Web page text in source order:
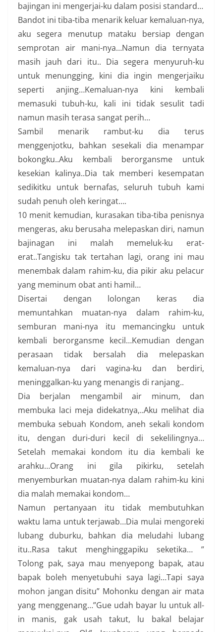
bajingan ini mengerjai-ku dalam posisi standard…
Bandot ini tiba-tiba menarik keluar kemaluan-nya,
aku segera menutup mataku bersiap dengan
semprotan air mani-nya…Namun dia ternyata
masih jauh dari itu.. Dia segera menyuruh-ku
untuk menungging, kini dia ingin mengerjaiku
seperti anjing…Kemaluan-nya kini kembali
memasuki tubuh-ku, kali ini tidak sesulit tadi
namun masih terasa sangat perih…
Sambil menarik rambut-ku dia terus
menggenjotku, bahkan sesekali dia menampar
bokongku..Aku kembali berorgansme untuk
kesekian kalinya..Dia tak memberi kesempatan
sedikitku untuk bernafas, seluruh tubuh kami
sudah penuh oleh keringat….
10 menit kemudian, kurasakan tiba-tiba penisnya
mengeras, aku berusaha melepaskan diri, namun
bajinagan ini malah memeluk-ku erat-
erat..Tangisku tak tertahan lagi, orang ini mau
menembak dalam rahim-ku, dia pikir aku pelacur
yang meminum obat anti hamil…
Disertai dengan lolongan keras dia
memuntahkan muatan-nya dalam rahim-ku,
semburan mani-nya itu memancingku untuk
kembali berorgansme kecil…Kemudian dengan
perasaan tidak bersalah dia melepaskan
kemaluan-nya dari vagina-ku dan berdiri,
meninggalkan-ku yang menangis di ranjang..
Dia berjalan mengambil air minum, dan
membuka laci meja didekatnya,..Aku melihat dia
membuka sebuah Kondom, aneh sekali kondom
itu, dengan duri-duri kecil di sekelilingnya…
Setelah memakai kondom itu dia kembali ke
arahku…Orang ini gila pikirku, setelah
menyemburkan muatan-nya dalam rahim-ku kini
dia malah memakai kondom…
Namun pertanyaan itu tidak membutuhkan
waktu lama untuk terjawab…Dia mulai mengoreki
lubang duburku, bahkan dia meludahi lubang
itu..Rasa takut menghinggapiku seketika… ”
Tolong pak, saya mau menyepong bapak, atau
bapak boleh menyetubuhi saya lagi…Tapi saya
mohon jangan disitu” Mohonku dengan air mata
yang menggenang…”Gue udah bayar lu untuk all-
in manis, gak usah takut, lu bakal belajar